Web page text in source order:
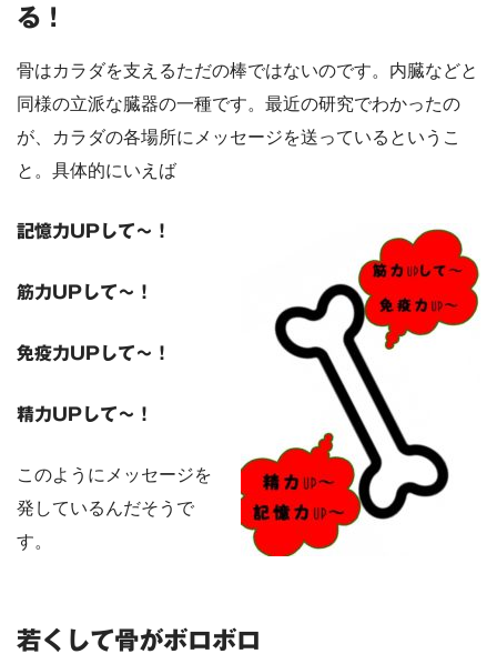
る！
骨はカラダを支えるただの棒ではないのです。内臓などと
同様の立派な臓器の一種です。最近の研究でわかったの
が、カラダの各場所にメッセージを送っているというこ
と。具体的にいえば
記憶力UPして～！
筋力UPして～！
免疫力UPして～！
精力UPして～！
このようにメッセージを
発しているんだそうで
す。
若くして骨がボロボロ